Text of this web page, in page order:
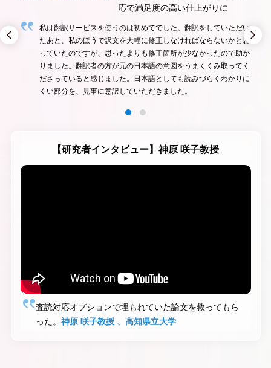
が
応で満足度の高い仕上がりに
私は翻訳サービスを使うのは初めてでした。翻訳をしていただい
たあと、私のほうで訳文を大幅に修正しなければならないかと思
っていたのですが、思ったよりも修正箇所が少なかったので助か
りました。翻訳者の方が元の日本語の意図をうまくくみ取ってく
ださっていると感じました。日本語としても読みづらくわかりに
くい部分を、見事に意訳していただきました。
【研究者インタビュー】神原 咲子教授
査読対応オプションで埋もれていた論文を救ってもら
った。 神原 咲子教授 、高知県立大学